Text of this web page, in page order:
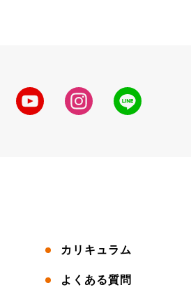
カリキュラム
よくある質問